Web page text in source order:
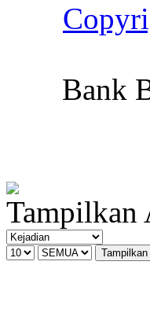
Bank
Tampilkan